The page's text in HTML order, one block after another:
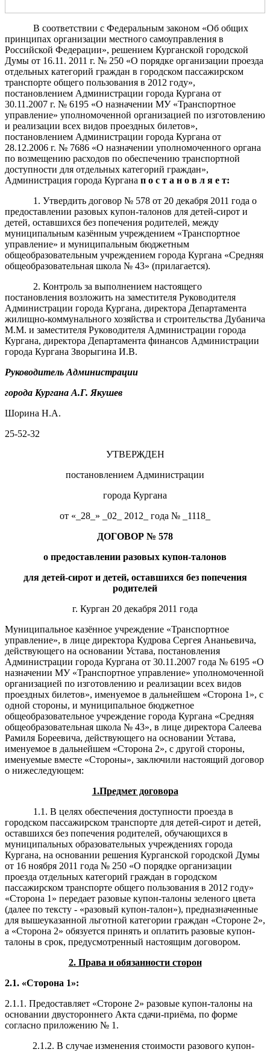
В соответствии с Федеральным законом «Об общих
принципах организации местного самоуправления в
Российской Федерации», решением Курганской городской
Думы от 16.11. 2011 г. № 250 «О порядке организации проезда
отдельных категорий граждан в городском пассажирском
транспорте общего пользования в 2012 году»,
постановлением Администрации города Кургана от
30.11.2007 г. № 6195 «О назначении МУ «Транспортное
управление» уполномоченной организацией по изготовлению
и реализации всех видов проездных билетов»,
постановлением Администрации города Кургана от
28.12.2006 г. № 7686 «О назначении уполномоченного органа
по возмещению расходов по обеспечению транспортной
доступности для отдельных категорий граждан»,
Администрация города Кургана п о с т а н о в л я е т:
1. Утвердить договор № 578 от 20 декабря 2011 года о
предоставлении разовых купон-талонов для детей-сирот и
детей, оставшихся без попечения родителей, между
муниципальным казённым учреждением «Транспортное
управление» и муниципальным бюджетным
общеобразовательным учреждением города Кургана «Средняя
общеобразовательная школа № 43» (прилагается).
2. Контроль за выполнением настоящего
постановления возложить на заместителя Руководителя
Администрации города Кургана, директора Департамента
жилищно-коммунального хозяйства и строительства Дубанича
М.М. и заместителя Руководителя Администрации города
Кургана, директора Департамента финансов Администрации
города Кургана Зворыгина И.В.
Руководитель Администрации
города Кургана А.Г. Якушев
Шорина Н.А.
25-52-32
УТВЕРЖДЕН
постановлением Администрации
города Кургана
от «_28_» _02_ 2012_ года № _1118_
ДОГОВОР № 578
о предоставлении разовых купон-талонов
для детей-сирот и детей, оставшихся без попечения
родителей
г. Курган 20 декабря 2011 года
Муниципальное казённое учреждение «Транспортное
управление», в лице директора Кудрова Сергея Ананьевича,
действующего на основании Устава, постановления
Администрации города Кургана от 30.11.2007 года № 6195 «О
назначении МУ «Транспортное управление» уполномоченной
организацией по изготовлению и реализации всех видов
проездных билетов», именуемое в дальнейшем «Сторона 1», с
одной стороны, и муниципальное бюджетное
общеобразовательное учреждение города Кургана «Средняя
общеобразовательная школа № 43», в лице директора Салеева
Рамиля Бореевича, действующего на основании Устава,
именуемое в дальнейшем «Сторона 2», с другой стороны,
именуемые вместе «Стороны», заключили настоящий договор
о нижеследующем:
1.Предмет договора
1.1. В целях обеспечения доступности проезда в
городском пассажирском транспорте для детей-сирот и детей,
оставшихся без попечения родителей, обучающихся в
муниципальных образовательных учреждениях города
Кургана, на основании решения Курганской городской Думы
от 16 ноября 2011 года № 250 «О порядке организации
проезда отдельных категорий граждан в городском
пассажирском транспорте общего пользования в 2012 году»
«Сторона 1» передает разовые купон-талоны зеленого цвета
(далее по тексту - «разовый купон-талон»), предназначенные
для вышеуказанной льготной категории граждан «Стороне 2»,
а «Сторона 2» обязуется принять и оплатить разовые купон-
талоны в срок, предусмотренный настоящим договором.
2. Права и обязанности сторон
2.1. «Сторона 1»:
2.1.1. Предоставляет «Стороне 2» разовые купон-талоны на
основании двустороннего Акта сдачи-приёма, по форме
согласно приложению № 1.
2.1.2. В случае изменения стоимости разового купон-